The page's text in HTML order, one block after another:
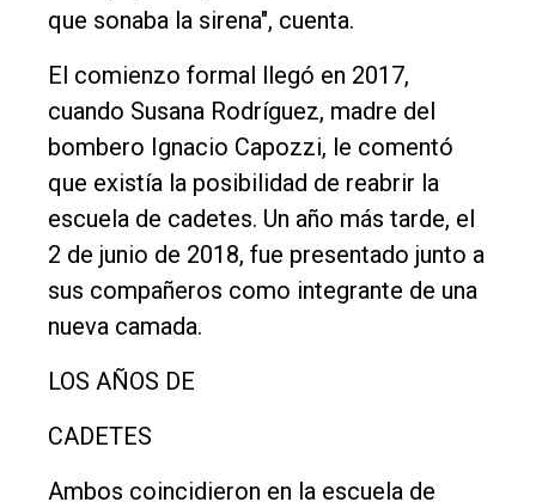
que sonaba la sirena", cuenta.
El comienzo formal llegó en 2017,
cuando Susana Rodríguez, madre del
bombero Ignacio Capozzi, le comentó
que existía la posibilidad de reabrir la
escuela de cadetes. Un año más tarde, el
2 de junio de 2018, fue presentado junto a
sus compañeros como integrante de una
nueva camada.
LOS AÑOS DE
CADETES
Ambos coincidieron en la escuela de